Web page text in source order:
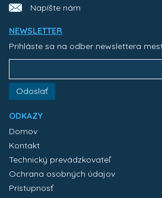
Napíšte nám
NEWSLETTER
Prihláste sa na odber newslettera
Odoslať
ODKAZY
Domov
Kontakt
Technický prevádzkovateľ
Ochrana osobných údajov
Prístupnosť